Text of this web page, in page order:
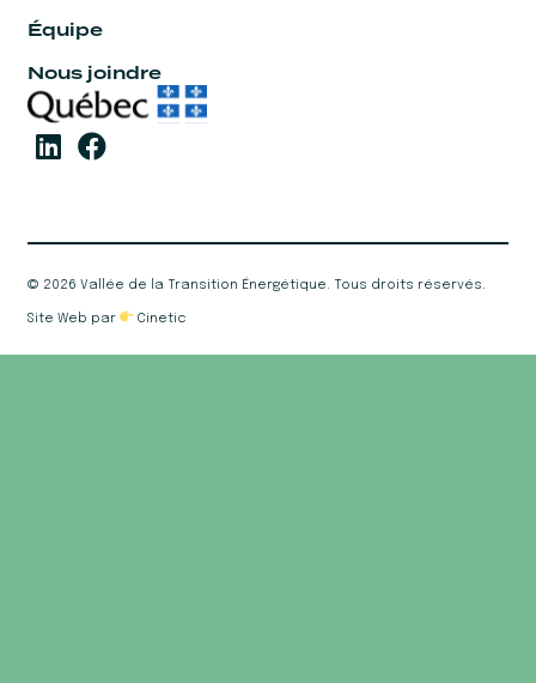
Équipe
Nous joindre
© 2026 Vallée de la Transition Énergétique. Tous droits réservés.
Site Web par Cinetic